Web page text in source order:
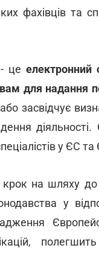
фахівців та
це електронний
для надання
засвідчує
у ЄС та
на шляху до
у